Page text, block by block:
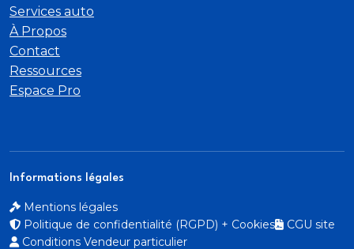
Services auto
À Propos
Contact
Ressources
Espace Pro
Informations légales
Mentions légales
Politique de confidentialité (RGPD) + Cookies
CGU site
Conditions Vendeur particulier